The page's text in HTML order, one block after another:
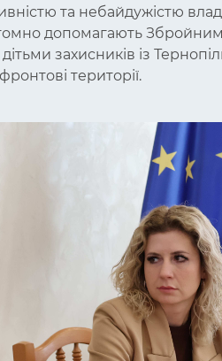
та небайдужістю
допомагають
захисників із
території.